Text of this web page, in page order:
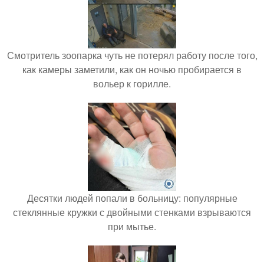
Смотритель зоопарка чуть не потерял работу после того,
как камеры заметили, как он ночью пробирается в
вольер к горилле.
Десятки людей попали в больницу: популярные
стеклянные кружки с двойными стенками взрываются
при мытье.